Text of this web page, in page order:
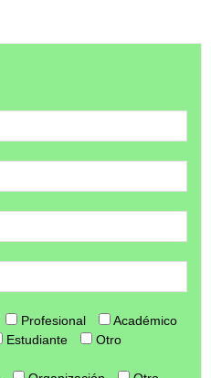
Profesional
Académico
Estudiante Otro